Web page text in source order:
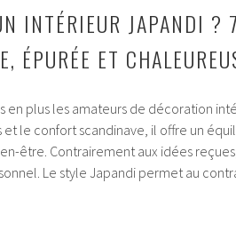
INTÉRIEUR JAPANDI ?
ÉPURÉE ET
en plus les amateurs de décoration
le confort scandinave, il offre un
être. Contrairement aux idées
Le style Japandi permet au